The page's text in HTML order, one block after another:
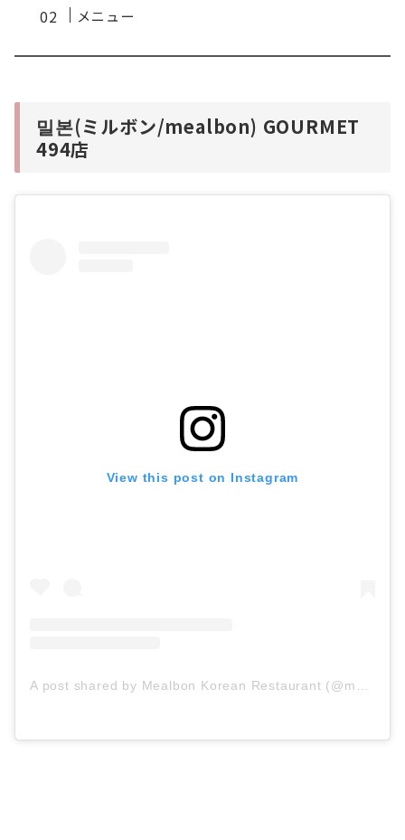
メニュー
밀본(ミルボン/mealbon) GOURMET
494店
View this post on Instagram
A post shared by Mealbon Korean Restaurant (@mealbon)